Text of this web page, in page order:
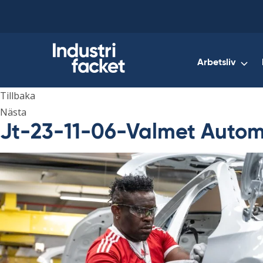
Arbetsliv
Tillbaka
Nästa
Jt-23-11-06-Valmet